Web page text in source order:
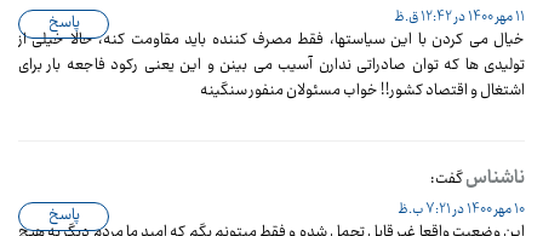
11 مهر 1400 در 12:42 ق.ظ
خیال می کردن با این سیاستها، فقط مصرف کننده باید مقاومت کنه، حالا خیلی از
تولیدی ها که توان صادراتی ندارن آسیب می بینن و این یعنی رکود فاجعه بار برای
اشتغال و اقتصاد کشور!! خواب مسئولان منفور سنگینه
پاسخ
ناشناسگفت:
10 مهر 1400 در 7:21 ب.ظ پاسخ